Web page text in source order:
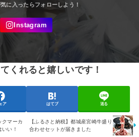
くれると嬉しいです！
ア はてブ 送る
クマーカ
い！
【ふるさと納税】都城産宮崎牛盛り
合わせセットが届きました